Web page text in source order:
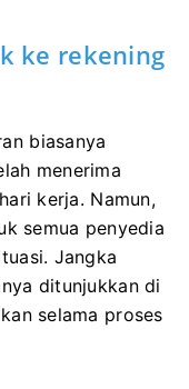
ke rekening
biasanya
menerima
kerja. Namun,
semua penyedia
Jangka
ditunjukkan di
selama proses